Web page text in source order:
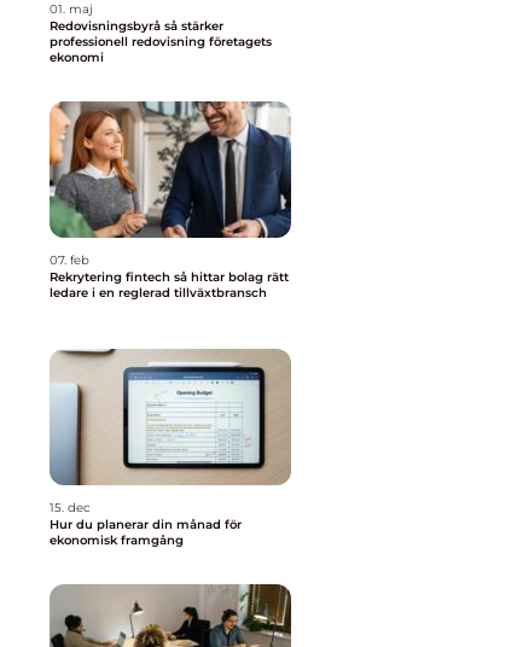
01. maj
Redovisningsbyrå så stärker
professionell redovisning företagets
ekonomi
07. feb
Rekrytering fintech så hittar bolag rätt
ledare i en reglerad tillväxtbransch
15. dec
Hur du planerar din månad för
ekonomisk framgång